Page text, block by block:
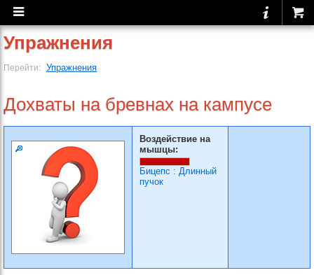
Упражнения
Перейти: Упражнения
Дохваты на бревнах на кампусе
Воздействие на
мышцы:
Бицепс : Длинный
пучок